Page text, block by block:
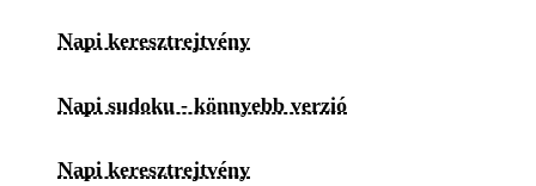
Napi keresztrejtvény
Napi sudoku - könnyebb verzió
Napi keresztrejtvény